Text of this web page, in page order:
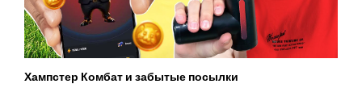
Хампстер Комбат и забытые посылки